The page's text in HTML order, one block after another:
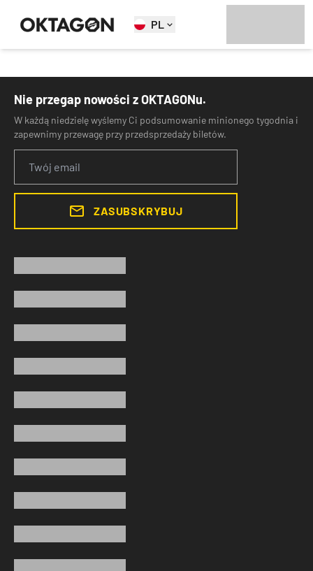
PL
Nie przegap nowości z OKTAGONu.
W każdą niedzielę wyślemy Ci podsumowanie minionego tygodnia i
zapewnimy przewagę przy przedsprzedaży biletów.
ZASUBSKRYBUJ